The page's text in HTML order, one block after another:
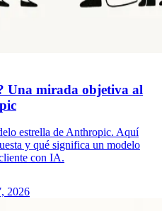
Una mirada objetiva al
estrella de Anthropic. Aquí
y qué significa un modelo
con IA.
2026